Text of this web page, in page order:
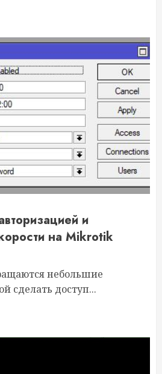
и
на Mikrotik
небольшие
сделать доступ...